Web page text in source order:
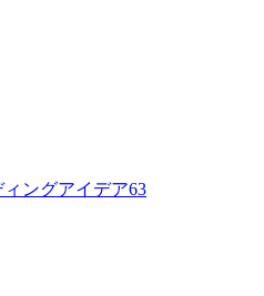
ングアイデア63